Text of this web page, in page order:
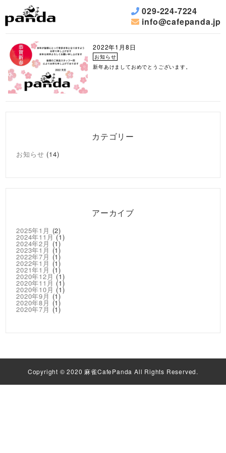
029-224-7224
info@cafepanda.jp
月:2022年1月
2022年1月8日
お知らせ
新年あけましておめでとうございます。
カテゴリー
お知らせ (14)
アーカイブ
2025年1月 (2)
2024年11月(1)
2024年2月 (1)
2023年1月 (1)
2022年7月 (1)
2022年1月 (1)
2021年1月 (1)
2020年12月(1)
2020年11月 (1)
2020年10月 (1)
2020年9月 (1)
2020年8月 (1)
2020年7月 (1)
Copyright © 2020 麻雀CafePanda All Rights Reserved.